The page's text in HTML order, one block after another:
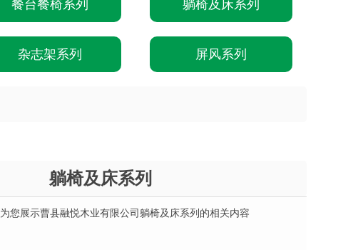
餐台餐椅系列 躺椅及床系列
杂志架系列 屏风系列
躺椅及床系列
为您展示曹县融悦木业有限公司躺椅及床系列的相关内容